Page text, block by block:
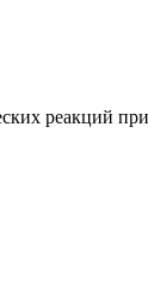
реакций